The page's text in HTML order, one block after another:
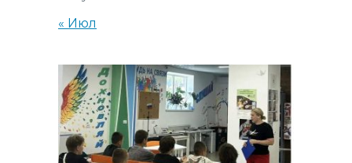
« Июл